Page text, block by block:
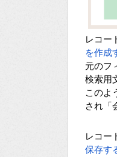
レコー
を作成
元のフ
検索用
このよ
され「
レコー
保存す